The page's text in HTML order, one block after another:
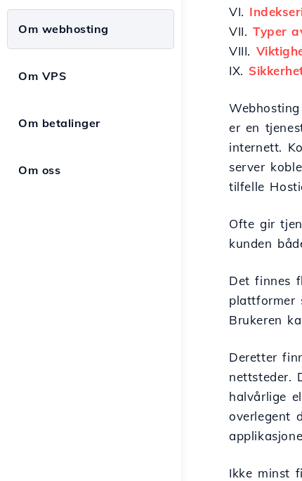
VI.
VII. Typer
VIII.
IX.
er en
internett.
server
tilfelle
Ofte gir
kunden
Det finnes
plattformer
Brukeren
Deretter
nettsteder.
halvårlige
overlegent
Ikke minst
Om webhosting
Om VPS
Om betalinger
Om oss